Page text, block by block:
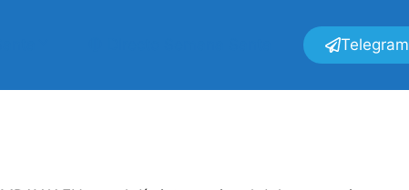
Telegram